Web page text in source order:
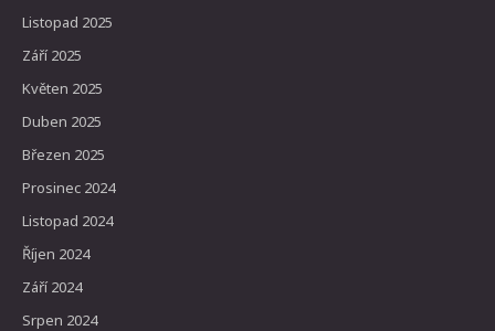
Listopad 2025
Září 2025
Květen 2025
Duben 2025
Březen 2025
Prosinec 2024
Listopad 2024
Říjen 2024
Září 2024
Srpen 2024